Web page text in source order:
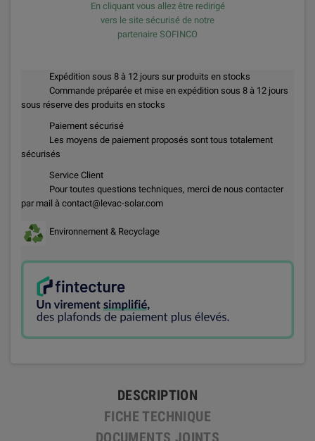
En cliquant vous allez être redirigé
vers le site sécurisé de notre
partenaire SOFINCO
Expédition sous 8 à 12 jours sur produits en stocks
Commande préparée et mise en expédition sous 8 à 12 jours
sous réserve des produits en stocks
Paiement sécurisé
Les moyens de paiement proposés sont tous totalement
sécurisés
Service Client
Pour toutes questions techniques, merci de nous contacter
par mail à contact@levac-solar.com
Environnement & Recyclage
DESCRIPTION
FICHE TECHNIQUE
DOCUMENTS JOINTS